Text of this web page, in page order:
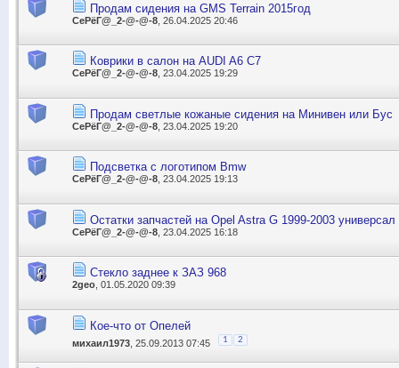
Продам сидения на GMS Terrain 2015год
СеРёГ@_2-@-@-8 , 26.04.2025 20:46
Коврики в салон на AUDI A6 C7
СеРёГ@_2-@-@-8 , 23.04.2025 19:29
Продам светлые кожаные сидения на Минивен или Бус
СеРёГ@_2-@-@-8 , 23.04.2025 19:20
Подсветка с логотипом Bmw
СеРёГ@_2-@-@-8 , 23.04.2025 19:13
Остатки запчастей на Opel Astra G 1999-2003 универсал
СеРёГ@_2-@-@-8 , 23.04.2025 16:18
Стекло заднее к ЗАЗ 968
2geo , 01.05.2020 09:39
Кое-что от Опелей
михаил1973 , 25.09.2013 07:45 1 2